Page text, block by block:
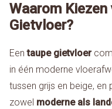
Waarom Kiezen
Gietvloer?
Eentaupe gietvloer
in één moderne
tussen grijs en beige,
zowel moderne als